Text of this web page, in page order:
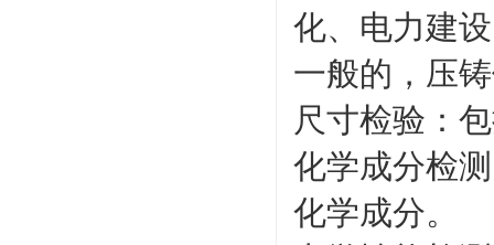
化、电力建
一般的，压
尺寸检验：
化学成分检
化学成分。